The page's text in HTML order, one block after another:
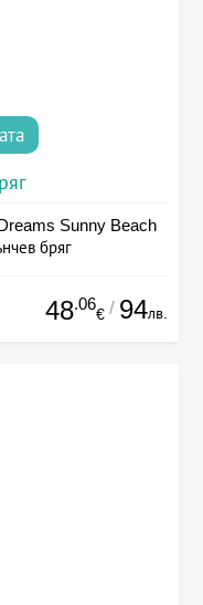
Sunny Beach
бряг
48.06
€ / 94лв.